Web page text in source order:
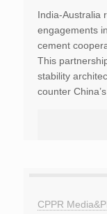
India-Australia
engagements
cement
This
stability
counter
CPPR